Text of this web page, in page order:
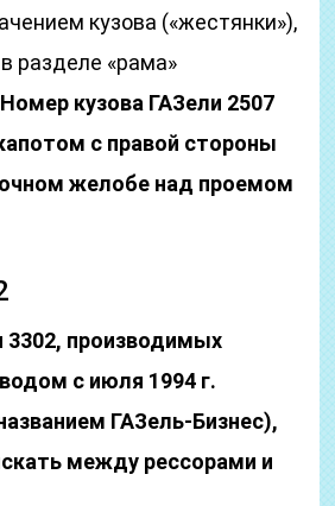
кузова («жестянки»),
разделе «рама»
Номер кузова ГАЗели 2507
с правой стороны
желобе над проемом
3302, производимых
с июля 1994 г.
ГАЗель-Бизнес),
между рессорами и